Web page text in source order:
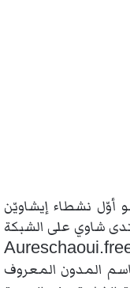
أوّل نشطاء إيشاويّن
شاوي على الشبكة
المدون المعروف